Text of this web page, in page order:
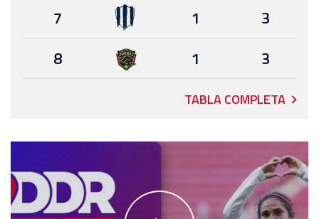
7
1
3
8
1 3
TABLA COMPLETA